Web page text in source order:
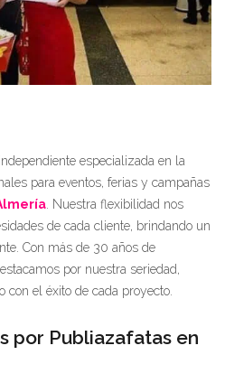
especializada en la
para eventos, ferias y campañas
. Nuestra flexibilidad nos
de cada cliente, brindando un
Con más de 30 años de
por nuestra seriedad,
el éxito de cada proyecto.
por Publiazafatas en